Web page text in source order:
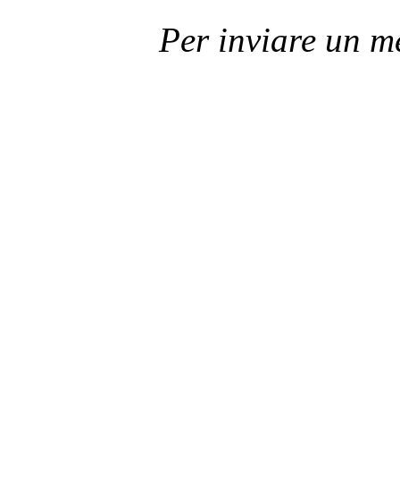
Per inviare un